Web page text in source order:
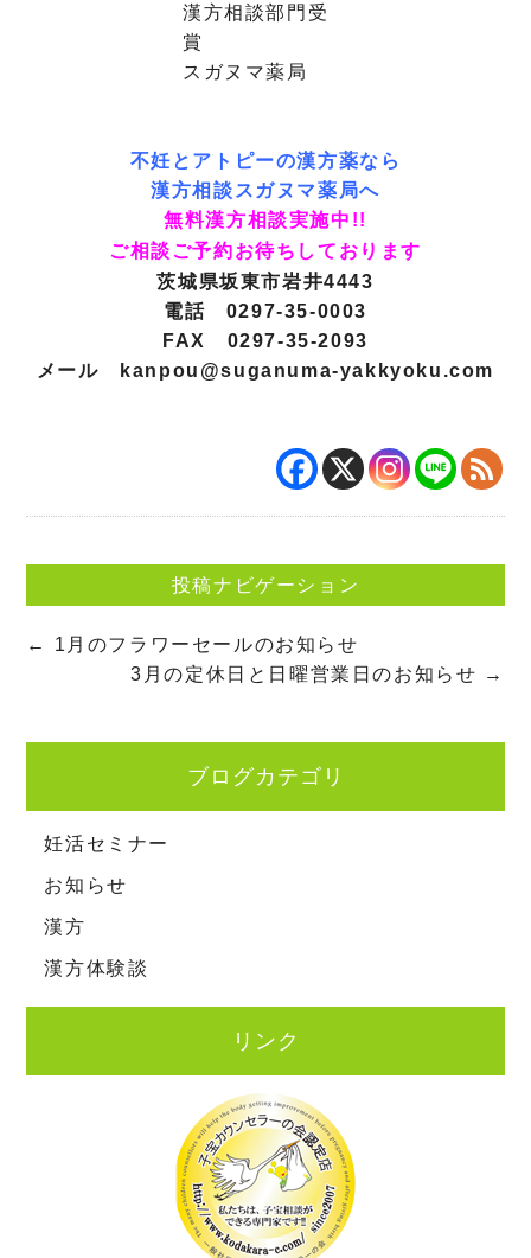
漢方相談部門受
賞
スガヌマ薬局
不妊とアトピーの漢方薬なら
漢方相談スガヌマ薬局へ
無料漢方相談実施中!!
ご相談ご予約お待ちしております
茨城県坂東市岩井4443
電話 0297-35-0003
FAX 0297-35-2093
メール
kanpou@suganuma-yakkyoku.com
投稿ナビゲーション
←
1月のフラワーセールのお知らせ
3月の定休日と日曜営業日のお知らせ →
ブログカテゴリ
妊活セミナー
お知らせ
漢方
漢方体験談
リンク